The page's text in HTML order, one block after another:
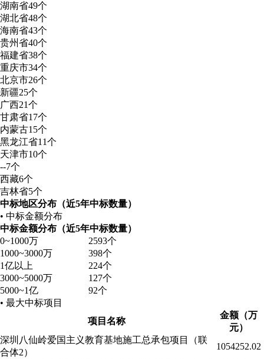
湖南省49个
湖北省48个
海南省43个
贵州省40个
福建省38个
重庆市34个
北京市26个
新疆25个
广西21个
甘肃省17个
内蒙古15个
黑龙江省11个
天津市10个
--7个
西藏6个
吉林省5个
中标地区分布（近5年中标数量）
• 中标金额分布
中标金额分布（近5年中标数量）
0~1000万
2593个
1000~3000万
398个
1亿以上
224个
3000~5000万
127个
5000~1亿
92个
• 最大中标项目
项目名称
金额（万
元）
深圳八仙岭爱国主义教育基地施工总承包项目（联
合体2）
1054252.02